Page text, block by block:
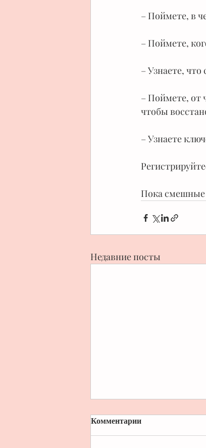
– Поймете, в
– Поймете,
– Узнаете,
– Поймете, от
чтобы
– Узнаете
Пока
Недавние посты
Комментарии